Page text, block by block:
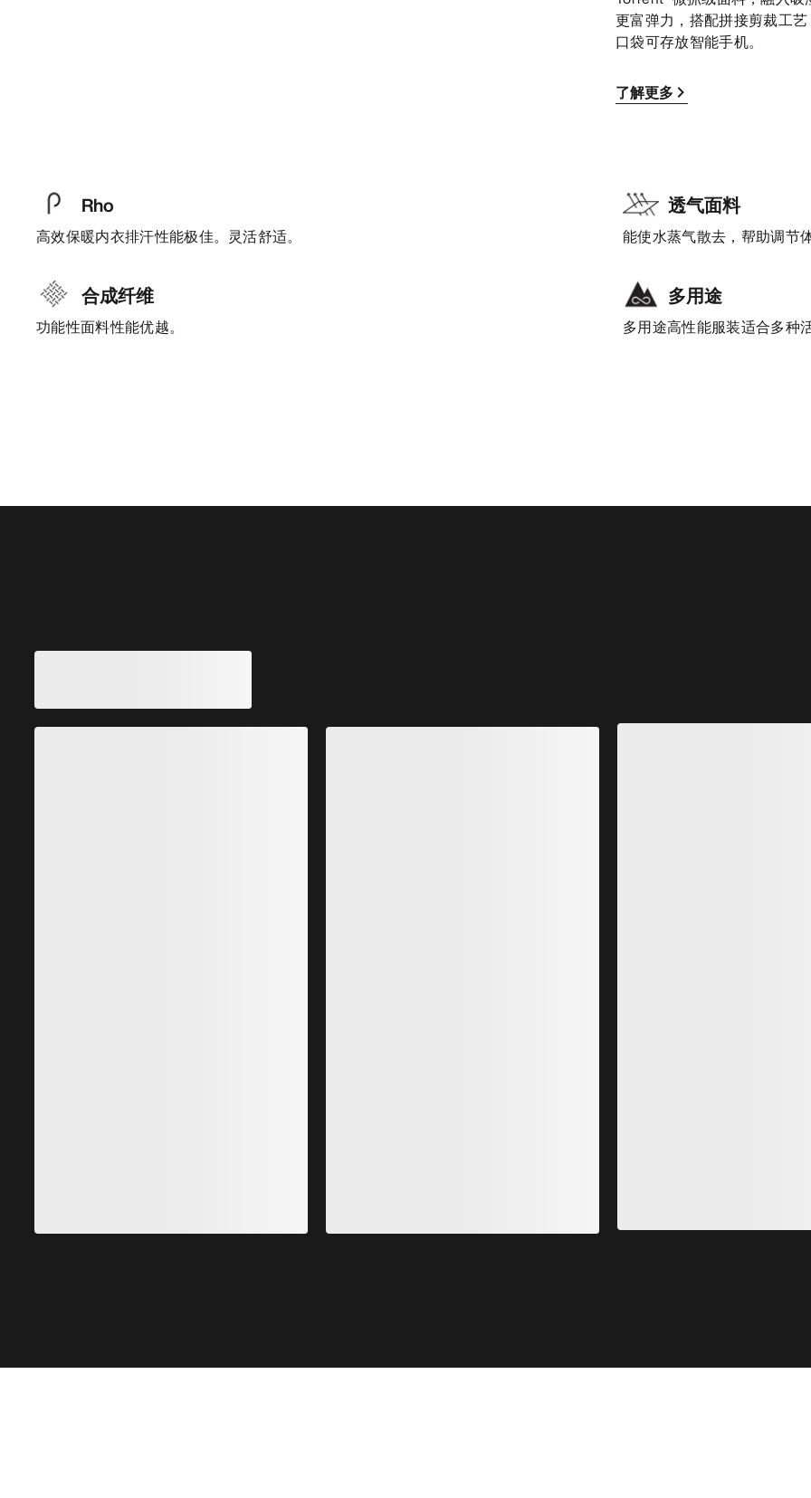
更富弹力，搭配拼接剪裁工
口袋可存放智能手机。
了解更多
Rho
高效保暖内衣排汗性能极佳。灵活舒适。
透气面料
能使水蒸气散去，帮助调节
合成纤维
功能性面料性能优越。
多用途
多用途高性能服装适合多种